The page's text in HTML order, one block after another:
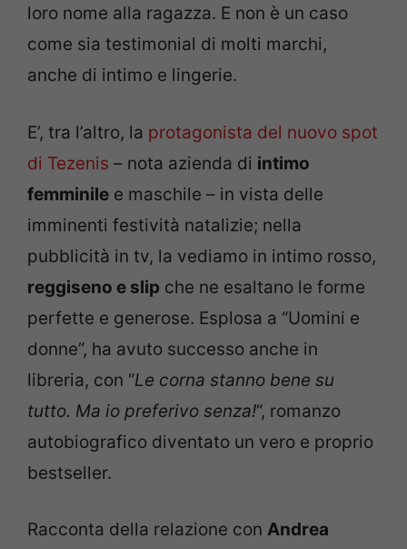
loro nome alla ragazza. E non è un caso
come sia testimonial di molti marchi,
anche di intimo e lingerie.
E’, tra l’altro, la protagonista del nuovo spot
di Tezenis – nota azienda di intimo
femminile e maschile – in vista delle
imminenti festività natalizie; nella
pubblicità in tv, la vediamo in intimo rosso,
reggiseno e slip che ne esaltano le forme
perfette e generose. Esplosa a “Uomini e
donne”, ha avuto successo anche in
libreria, con “Le corna stanno bene su
tutto. Ma io preferivo senza!“, romanzo
autobiografico diventato un vero e proprio
bestseller.
Racconta della relazione con Andrea